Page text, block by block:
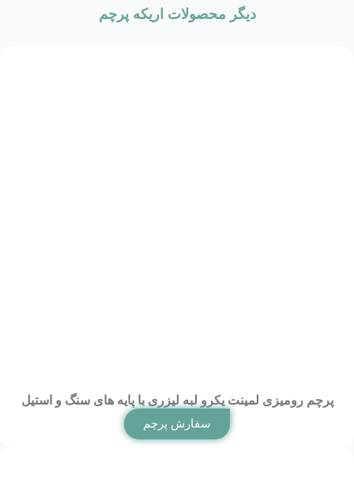
دیگر محصولات اریکه پرچم
پرچم رومیزی لمینت یکرو لبه لیزری با پایه های سنگ و استیل
سفارش پرچم